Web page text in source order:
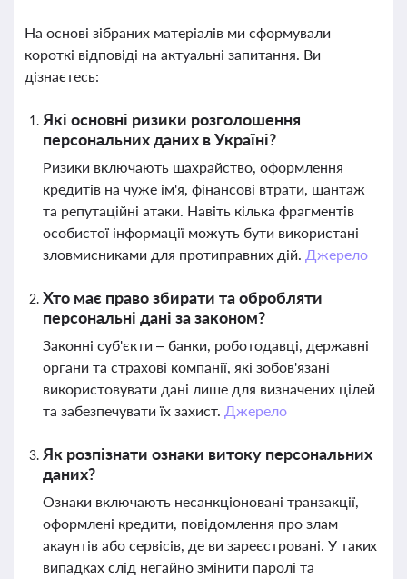
На основі зібраних матеріалів ми сформували
короткі відповіді на актуальні запитання. Ви
дізнаєтесь:
Які основні ризики розголошення
персональних даних в Україні?
Ризики включають шахрайство, оформлення
кредитів на чуже ім'я, фінансові втрати, шантаж
та репутаційні атаки. Навіть кілька фрагментів
особистої інформації можуть бути використані
зловмисниками для протиправних дій. Джерело
Хто має право збирати та обробляти
персональні дані за законом?
Законні суб'єкти – банки, роботодавці, державні
органи та страхові компанії, які зобов'язані
використовувати дані лише для визначених цілей
та забезпечувати їх захист. Джерело
Як розпізнати ознаки витоку персональних
даних?
Ознаки включають несанкціоновані транзакції,
оформлені кредити, повідомлення про злам
акаунтів або сервісів, де ви зареєстровані. У таких
випадках слід негайно змінити паролі та